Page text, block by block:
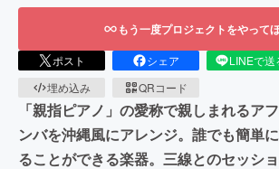
もう一度プロジェクトをやって
ポスト シェア LINEで送
埋め込み
QRコード
「親指ピアノ」の愛称で親しまれるア
ンバを沖縄風にアレンジ。誰でも簡単
ることができる楽器。三線とのセッシ